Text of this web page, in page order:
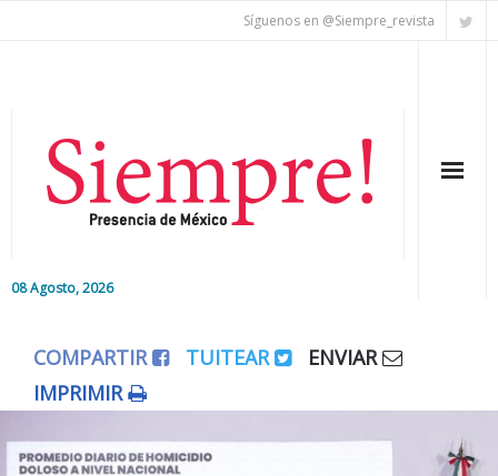
Síguenos en @Siempre_revista
08 Agosto, 2026
Editorial
COMPARTIR TUITEAR
ENVIAR
IMPRIMIR